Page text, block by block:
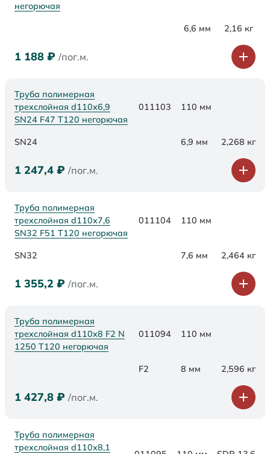
негорючая
6,6 мм 2,16 кг
1 188 ₽ /пог.м.
Труба полимерная
трехслойная d110х6,9
SN24 F47 Т120 негорючая
011103 110 мм
SN24 6,9 мм 2,268 кг
1 247,4 ₽ /пог.м.
Труба полимерная
трехслойная d110х7,6
SN32 F51 Т120 негорючая
011104 110 мм
SN32 7,6 мм 2,464 кг
1 355,2 ₽ /пог.м.
Труба полимерная
трехслойная d110x8 F2 N
1250 Т120 негорючая
011094 110 мм
F2 8 мм 2,596 кг
1 427,8 ₽ /пог.м.
Труба полимерная
трехслойная d110x8,1